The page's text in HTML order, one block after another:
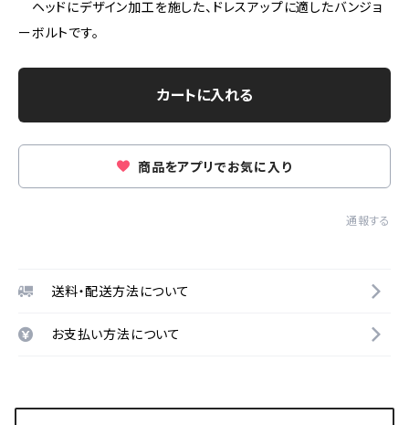
ヘッドにデザイン加工を施した、ドレスアップに適したバンジョ
ーボルトです。
カートに入れる
商品をアプリでお気に入り
通報する
送料・配送方法について
お支払い方法について